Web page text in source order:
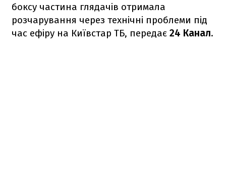
боксу частина глядачів отримала
розчарування через технічні проблеми під
час ефіру на Київстар ТБ, передає 24 Канал.